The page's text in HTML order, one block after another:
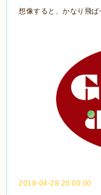
想像すると、かなり飛
2018-04-28 20:00:00